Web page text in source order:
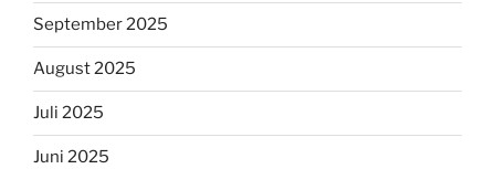
September 2025
August 2025
Juli 2025
Juni 2025